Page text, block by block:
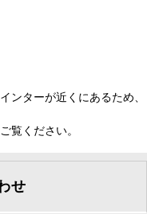
ンターが近くにあるため、
覧ください。
せ